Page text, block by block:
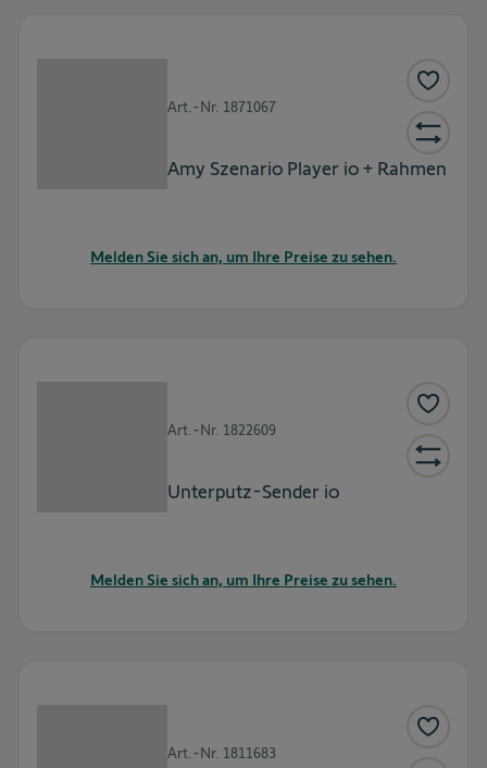
Art.-Nr. 1871067
Amy Szenario Player io + Rahmen
Melden Sie sich an, um Ihre Preise zu sehen.
Art.-Nr. 1822609
Unterputz-Sender io
Melden Sie sich an, um Ihre Preise zu sehen.
Art.-Nr. 1811683